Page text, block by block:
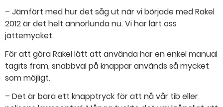
– Jämfört med hur det såg ut när vi började med Rakel
2012 är det helt annorlunda nu. Vi har lärt oss
jättemycket.
För att göra Rakel lätt att använda har en enkel manual
tagits fram, snabbval på knappar används så mycket
som möjligt.
– Det är bara ett knapptryck för att nå vår tib eller